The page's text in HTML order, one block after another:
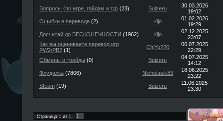
Вопросы (по игре, гайдам и тд) (23) Buizeru
30.03.2026
19:02
Ошибки в переводе(2) Kijo
01.02.2026
19:29
Досчитай до БЕСКОНЕЧНОСТИ (1962) Kijo
02.12.2025
23:07
Как вы оцениваете перевод игр
PW2/PB2(1) ChiYu220
06.07.2025
22:29
Обмены и трейды (0) Buizeru
04.07.2025
14:12
Флудилка(7806) Nicholasik83
18.06.2025
23:22
Steam(19) Buizeru
11.06.2025
23:30
Страница 1из 1
1